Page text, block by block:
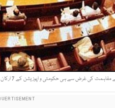
کی غرض سے ہی حکومتی و اپوزیشن کے 7 ارکان پر اجلاس میں لگائی گئی پابندی ہٹائی۔ (فوٹو: انٹرنیٹ)